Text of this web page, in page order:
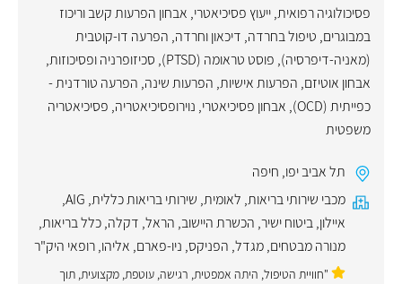
פסיכולוגיה רפואית,ייעוץ פסיכיאטרי, אבחון הפרעות קשב וריכוז
במבוגרים, טיפול בחרדה, דיכאון וחרדה, הפרעה דו-קוטבית
(מאניה-דיפרסיה), פוסט טראומה (PTSD) , סכיזופרניה ופסיכוזות,
אבחון אוטיזם, הפרעות אישיות, הפרעות שינה, הפרעה טורדנית -
כפייתית (OCD)
, אבחון פסיכיאטרי, נוירופסיכיאטריה, פסיכיאטריה
משפטית
תל אביב יפו, חיפה
מכבי שירותי בריאות, לאומית, שירותי בריאות כללית,
AIG
,
איילון,ביטוח ישיר, הכשרת היישוב, הראל, דקלה,כלל בריאות,
מנורה מבטחים,מגדל, הפניקס, ניו-פארם, אליהו,רופאי היק"ר
"חוויית הטיפול, היתה אמפטית, רגישה, עוטפת, מקצועית, תוך